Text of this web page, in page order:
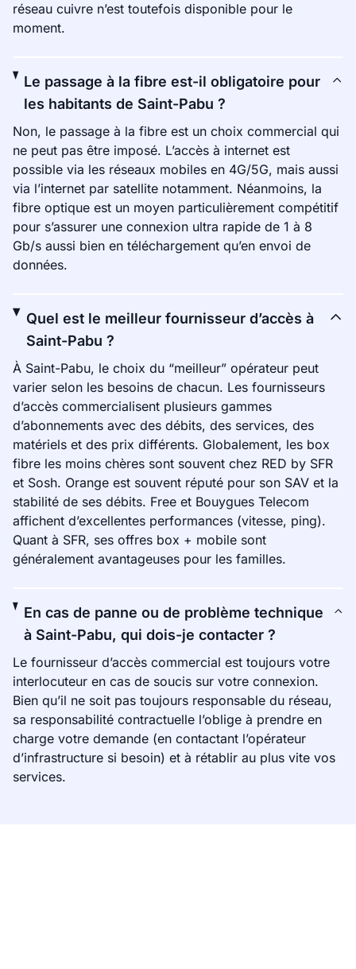
réseau cuivre n’est toutefois disponible pour le
moment.
Le passage à la fibre est-il obligatoire pour
les habitants de Saint-Pabu ?
Non, le passage à la fibre est un choix commercial qui
ne peut pas être imposé. L’accès à internet est
possible via les réseaux mobiles en 4G/5G, mais aussi
via l’internet par satellite notamment. Néanmoins, la
fibre optique est un moyen particulièrement compétitif
pour s’assurer une connexion ultra rapide de 1 à 8
Gb/s aussi bien en téléchargement qu’en envoi de
données.
Quel est le meilleur fournisseur d’accès à
Saint-Pabu ?
À Saint-Pabu, le choix du “meilleur” opérateur peut
varier selon les besoins de chacun. Les fournisseurs
d’accès commercialisent plusieurs gammes
d’abonnements avec des débits, des services, des
matériels et des prix différents. Globalement, les box
fibre les moins chères sont souvent chez RED by SFR
et Sosh. Orange est souvent réputé pour son SAV et la
stabilité de ses débits. Free et Bouygues Telecom
affichent d’excellentes performances (vitesse, ping).
Quant à SFR, ses offres box + mobile sont
généralement avantageuses pour les familles.
En cas de panne ou de problème technique
à Saint-Pabu, qui dois-je contacter ?
Le fournisseur d’accès commercial est toujours votre
interlocuteur en cas de soucis sur votre connexion.
Bien qu’il ne soit pas toujours responsable du réseau,
sa responsabilité contractuelle l’oblige à prendre en
charge votre demande (en contactant l’opérateur
d’infrastructure si besoin) et à rétablir au plus vite vos
services.